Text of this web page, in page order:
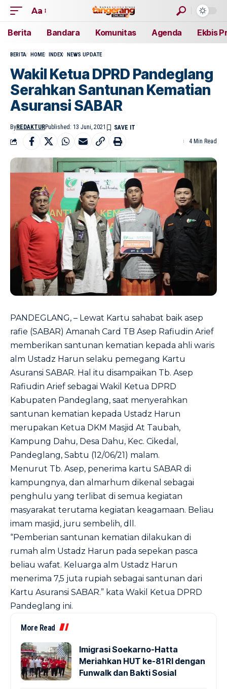
Aa
Berita Bandara Komunitas Agenda Ekbis
BERITA HOME INDEX NEWS UPDATE
Wakil Ketua DPRD Pandeglang
Serahkan Santunan Kematian
Asuransi SABAR
ByREDAKTURPublished: 13 Juni, 2021
4 Min Read
PANDEGLANG, – Lewat Kartu sahabat baik asep
rafie (SABAR) Amanah Card TB Asep Rafiudin Arief
memberikan santunan kematian kepada ahli waris
alm Ustadz Harun selaku pemegang Kartu
Asuransi SABAR. Hal itu disampaikan Tb. Asep
Rafiudin Arief sebagai Wakil Ketua DPRD
Kabupaten Pandeglang, saat menyerahkan
santunan kematian kepada Ustadz Harun
merupakan Ketua DKM Masjid At Taubah,
Kampung Dahu, Desa Dahu, Kec. Cikedal,
Pandeglang, Sabtu (12/06/21) malam.
Menurut Tb. Asep, penerima kartu SABAR di
kampungnya, dan almarhum dikenal sebagai
penghulu yang terlibat di semua kegiatan
masyarakat terutama kegiatan keagamaan. Beliau
imam masjid, juru sembelih, dll.
“Pemberian santunan kematian dilakukan di
rumah alm Ustadz Harun pada sepekan pasca
beliau wafat. Keluarga alm Ustadz Harun
menerima 7,5 juta rupiah sebagai santunan dari
Kartu Asuransi SABAR.” kata Wakil Ketua DPRD
Pandeglang ini.
More Read
Imigrasi Soekarno-Hatta
Meriahkan HUT ke-81 RI dengan
Funwalk dan Bakti Sosial